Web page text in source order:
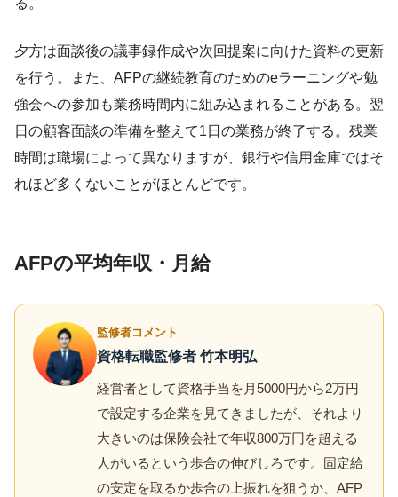
夕方は面談後の議事録作成や次回提案に向けた資料の更新
を行う。また、AFPの継続教育のためのeラーニングや勉
強会への参加も業務時間内に組み込まれることがある。翌
日の顧客面談の準備を整えて1日の業務が終了する。残業
時間は職場によって異なりますが、銀行や信用金庫ではそ
れほど多くないことがほとんどです。
AFPの平均年収・月給
監修者コメント
資格転職監修者 竹本明弘
経営者として資格手当を月5000円から2万円
で設定する企業を見てきましたが、それより
大きいのは保険会社で年収800万円を超える
人がいるという歩合の伸びしろです。固定給
の安定を取るか歩合の上振れを狙うか、AFP